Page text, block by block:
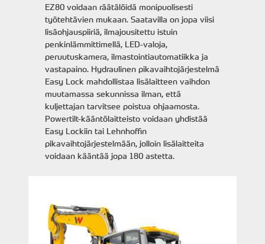
EZ80 voidaan räätälöidä monipuolisesti
työtehtävien mukaan. Saatavilla on jopa viisi
lisäohjauspiiriä, ilmajousitettu istuin
penkinlämmittimellä, LED-valoja,
peruutuskamera, ilmastointiautomatiikka ja
vastapaino. Hydraulinen pikavaihtojärjestelmä
Easy Lock mahdollistaa lisälaitteen vaihdon
muutamassa sekunnissa ilman, että
kuljettajan tarvitsee poistua ohjaamosta.
Powertilt-kääntölaitteisto voidaan yhdistää
Easy Lockiin tai Lehnhoffin
pikavaihtojärjestelmään, jolloin lisälaitteita
voidaan kääntää jopa 180 astetta.